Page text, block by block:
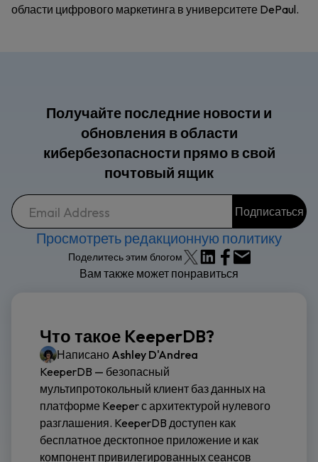
области цифрового маркетинга в университете DePaul.
Получайте последние новости и
обновления в области
кибербезопасности прямо в свой
почтовый ящик
Просмотреть редакционную политику
Поделитесь этим блогом
Вам также может понравиться
Что такое KeeperDB?
Написано Ashley D'Andrea
KeeperDB — безопасный
мультипротокольный клиент баз данных на
платформе Keeper с архитектурой нулевого
разглашения. KeeperDB доступен как
бесплатное десктопное приложение и как
компонент привилегированных сеансов